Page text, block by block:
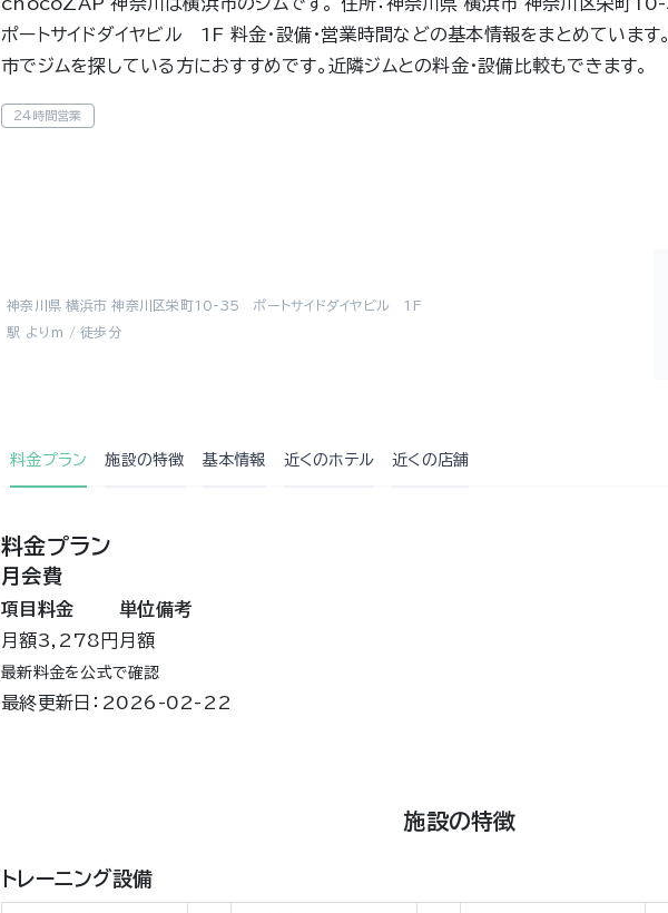
chocoZAP 神奈川は横浜市のジムです。 住所：神奈川県 横浜市 神奈川区栄町
ポートサイドダイヤビル 1F 料金・設備・営業時間などの基本情報をまとめています
市でジムを探している方におすすめです。近隣ジムとの料金・設備比較もできます。
24時間営業
神奈川県 横浜市 神奈川区栄町10-35 ポートサイドダイヤビル 1F
駅 よりm / 徒歩分
料金プラン 施設の特徴 基本情報 近くのホテル 近くの店舗
料金プラン
月会費
項目 料金 単位備考
月額3,278円 月額
最新料金を公式で確認
最終更新日：2026-02-22
施設の特徴
トレーニング設備